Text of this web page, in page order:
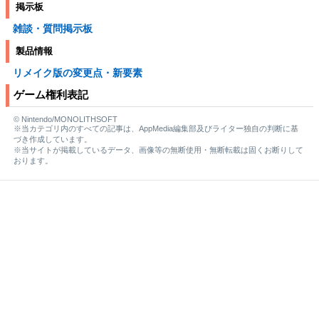
掲示板
雑談・質問掲示板
製品情報
リメイク版の変更点・新要素
ゲーム権利表記
© Nintendo/MONOLITHSOFT
※当カテゴリ内のすべての記事は、AppMedia編集部及びライター独自の判断に基
づき作成しています。
※当サイトが掲載しているデータ、画像等の無断使用・無断転載は固くお断りして
おります。